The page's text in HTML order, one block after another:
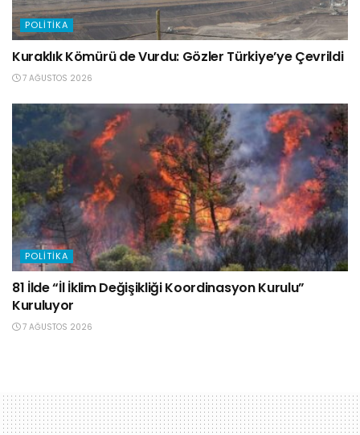
POLITIKA
Kuraklık Kömürü de Vurdu: Gözler Türkiye’ye Çevrildi
7 AĞUSTOS 2026
POLITIKA
81 İlde “İl İklim Değişikliği Koordinasyon Kurulu”
Kuruluyor
7 AĞUSTOS 2026